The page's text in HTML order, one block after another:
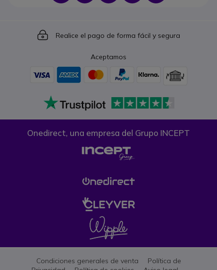
Icon
Realice el pago de forma fácil y segura
Aceptamos
Onedirect, una empresa del Grupo INCEPT
Condiciones generales de venta
Política de